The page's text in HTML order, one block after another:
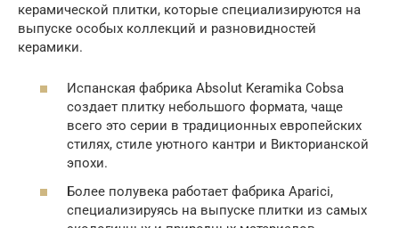
керамической плитки, которые специализируются на
выпуске особых коллекций и разновидностей
керамики.
Испанская фабрика Absolut Keramika Cobsa
создает плитку небольшого формата, чаще
всего это серии в традиционных европейских
стилях, стиле уютного кантри и Викторианской
эпохи.
Более полувека работает фабрика Aparici,
специализируясь на выпуске плитки из самых